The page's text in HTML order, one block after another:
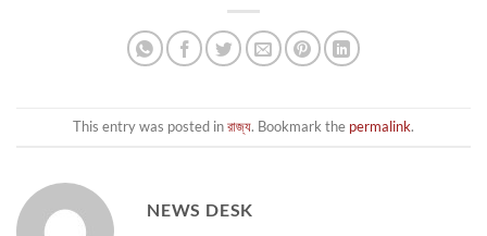
This entry was posted inরাজ্য. Bookmark the permalink.
NEWS DESK